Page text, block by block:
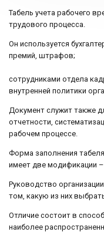
Табель учета рабочего
трудового процесса.
Он используется
премий, штрафов;
сотрудниками отдела
внутренней политики
Документ служит также
отчетности,
рабочем процессе.
Форма заполнения
имеет две модификации –
Руководство
том, какую из них
Отличие состоит в
наиболее